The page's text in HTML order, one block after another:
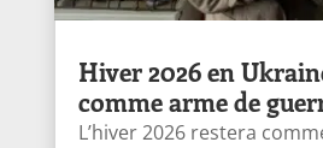
Hiver 2026 en
comme arme de
L’hiver 2026 restera